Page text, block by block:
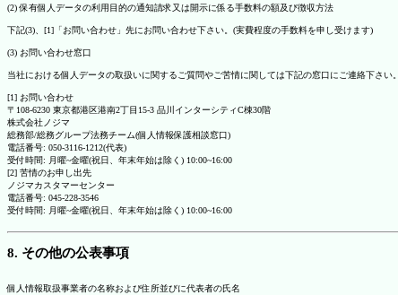
(2) 保有個人データの利用目的の通知請求又は開示に係る手数料の額及び徴収方法
下記(3)、[1]「お問い合わせ」先にお問い合わせ下さい。(実費程度の手数料を申し受けます)
(3) お問い合わせ窓口
当社における個人データの取扱いに関するご質問やご苦情に関しては下記の窓口にご連絡下さい。
[1] お問い合わせ
〒108-6230 東京都港区港南2丁目15-3 品川インターシティC棟30階
株式会社ノジマ
総務部/総務グループ法務チーム(個人情報保護相談窓口)
電話番号: 050-3116-1212(代表)
受付時間: 月曜~金曜(祝日、年末年始は除く) 10:00~16:00
[2] 苦情のお申し出先
ノジマカスタマーセンター
電話番号: 045-228-3546
受付時間: 月曜~金曜(祝日、年末年始は除く) 10:00~16:00
8. その他の公表事項
個人情報取扱事業者の名称および住所並びに代表者の氏名